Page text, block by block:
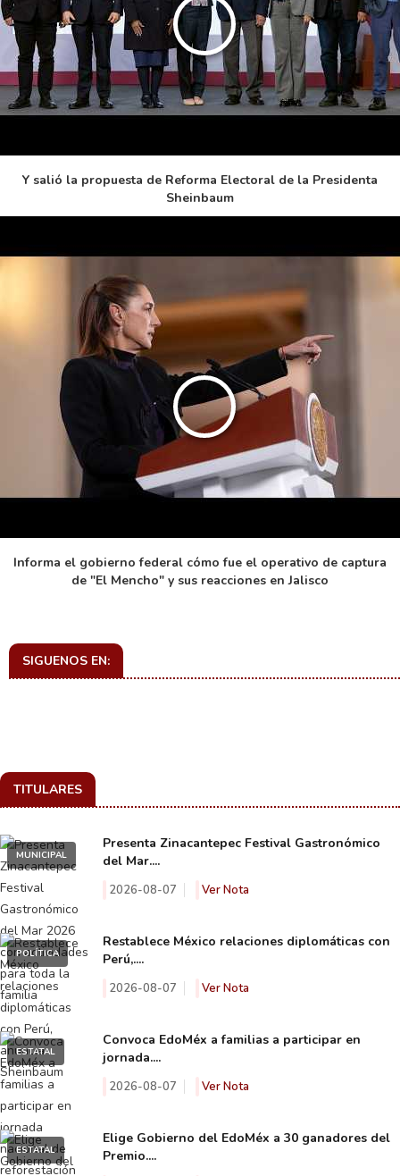
Y salió la propuesta de Reforma Electoral de la Presidenta
Sheinbaum
Informa el gobierno federal cómo fue el operativo de captura
de "El Mencho" y sus reacciones en Jalisco
SIGUENOS EN:
TITULARES
MUNICIPAL
Presenta Zinacantepec Festival Gastronómico
del Mar....
2026-08-07 Ver Nota
POLÍTICA
Restablece México relaciones diplomáticas con
Perú,....
2026-08-07 Ver Nota
ESTATAL
Convoca EdoMéx a familias a participar en
jornada....
2026-08-07 Ver Nota
ESTATAL
Elige Gobierno del EdoMéx a 30 ganadores del
Premio....